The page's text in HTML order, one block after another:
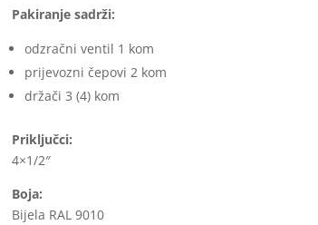
Pakiranje sadrži:
odzračni ventil 1 kom
prijevozni čepovi 2 kom
držači 3 (4) kom
Priključci:
4×1/2″
Boja:
Bijela RAL 9010